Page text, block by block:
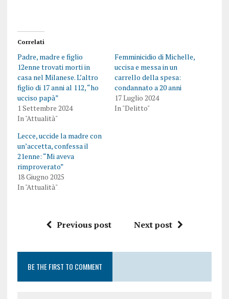
Correlati
Padre, madre e figlio
12enne trovati morti in
casa nel Milanese. L’altro
figlio di 17 anni al 112, “ho
ucciso papà”
1 Settembre 2024
In "Attualità"
Femminicidio di Michelle,
uccisa e messa in un
carrello della spesa:
condannato a 20 anni
17 Luglio 2024
In "Delitto"
Lecce, uccide la madre con
un’accetta, confessa il
21enne: “Mi aveva
rimproverato”
18 Giugno 2025
In "Attualità"
Previous post Next post
BE THE FIRST TO COMMENT